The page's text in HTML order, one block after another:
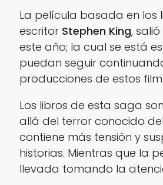
La película basada en los
escritor Stephen King,
este año; la cual se está
puedan seguir
producciones de estos
Los libros de esta saga
allá del terror conocido
contiene más tensión y
historias. Mientras que la
llevada tomando la